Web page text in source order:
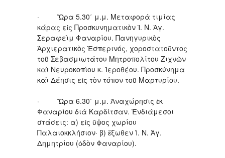
· Ὥρα 5.30΄ μ.μ. Μεταφορὰ τιμίας
κάρας εἰς Προσκυνηματικὸν Ἱ. Ν. Ἁγ.
Σεραφεὶμ Φαναρίου. Πανηγυρικὸς
Ἀρχιερατικὸς Ἑσπερινός, χοροστατοῦντος
τοῦ Σεβασμιωτάτου Μητροπολίτου Ζιχνῶν
καὶ Νευροκοπίου κ. Ἱεροθέου. Προσκύνημα
καὶ Δέησις εἰς τὸν τόπον τοῦ Μαρτυρίου.
· Ὥρα 6.30΄ μ.μ. Ἀναχώρησις ἐκ
Φαναρίου διὰ Καρδίτσαν. Ἐνδιάμεσοι
στάσεις: α) εἰς ὕψος χωρίου
Παλαιοκκλήσιον· β) ἔξωθεν Ἱ. Ν. Ἁγ.
Δημητρίου (ὁδὸν Φαναρίου).